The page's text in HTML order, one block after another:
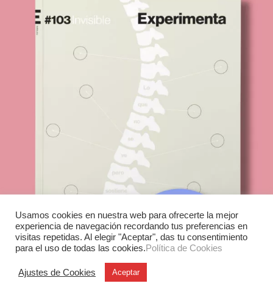
Usamos cookies en nuestra web para ofrecerte la mejor
experiencia de navegación recordando tus preferencias en
visitas repetidas. Al elegir "Aceptar", das tu consentimiento
para el uso de todas las cookies.Política de Cookies
Ajustes de Cookies Aceptar